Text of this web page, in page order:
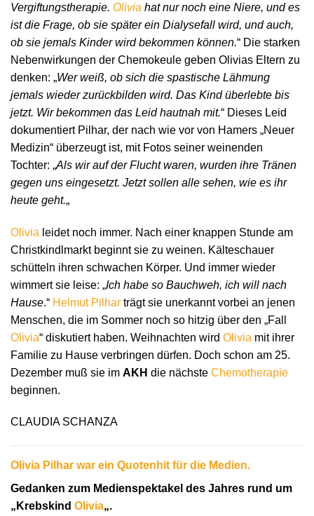
Vergiftungstherapie. Olivia hat nur noch eine Niere, und es
ist die Frage, ob sie später ein Dialysefall wird, und auch,
ob sie jemals Kinder wird bekommen können.“ Die starken
Nebenwirkungen der Chemokeule geben Olivias Eltern zu
denken: „Wer weiß, ob sich die spastische Lähmung
jemals wieder zurückbilden wird. Das Kind überlebte bis
jetzt. Wir bekommen das Leid hautnah mit.“ Dieses Leid
dokumentiert Pilhar, der nach wie vor von Hamers „Neuer
Medizin“ überzeugt ist, mit Fotos seiner weinenden
Tochter: „Als wir auf der Flucht waren, wurden ihre Tränen
gegen uns eingesetzt. Jetzt sollen alle sehen, wie es ihr
heute geht.„
Olivia leidet noch immer. Nach einer knappen Stunde am
Christkindlmarkt beginnt sie zu weinen. Kälteschauer
schütteln ihren schwachen Körper. Und immer wieder
wimmert sie leise: „Ich habe so Bauchweh, ich will nach
Hause.“ Helmut Pilhar trägt sie unerkannt vorbei an jenen
Menschen, die im Sommer noch so hitzig über den „Fall
Olivia“ diskutiert haben. Weihnachten wird Olivia mit ihrer
Familie zu Hause verbringen dürfen. Doch schon am 25.
Dezember muß sie im AKH die nächste Chemotherapie
beginnen.
CLAUDIA SCHANZA
Olivia Pilhar war ein Quotenhit für die Medien.
Gedanken zum Medienspektakel des Jahres rund um
„Krebskind Olivia„.